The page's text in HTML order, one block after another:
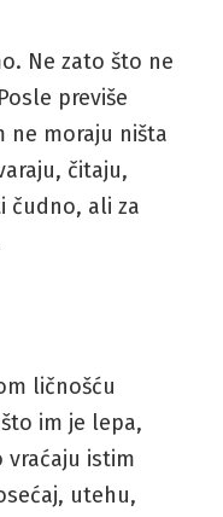
Ne zato što ne
previše
ne moraju ništa
čitaju,
čudno, ali za
ličnošću
im je lepa,
vraćaju istim
utehu,